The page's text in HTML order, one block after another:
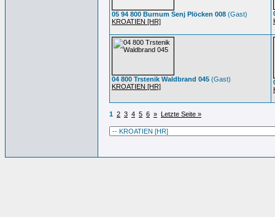
05 94 800 Burnum Senj Plöcken 008 (Gast)
KROATIEN [HR]
04 800 Trstenik Waldbrand 045 (Gast)
KROATIEN [HR]
1 2 3 4 5 6 » Letzte Seite »